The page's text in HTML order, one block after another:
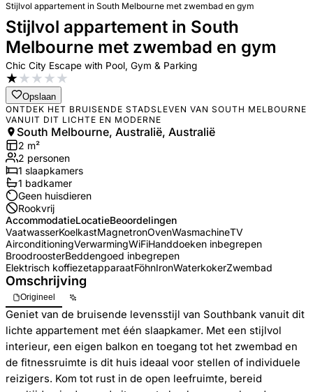
Stijlvol appartement in South Melbourne met zwembad en gym
Stijlvol appartement in South
Melbourne met zwembad en gym
Chic City Escape with Pool, Gym & Parking
★★★★★
Opslaan
ONTDEK HET BRUISENDE STADSLEVEN VAN SOUTH MELBOURNE
VANUIT DIT LICHTE EN MODERNE
South Melbourne, Australië, Australië
2 m²
2 personen
1 slaapkamers
1 badkamer
Geen huisdieren
Rookvrij
AccommodatieLocatieBeoordelingen
VaatwasserKoelkastMagnetronOvenWasmachineTV
AirconditioningVerwarmingWiFiHanddoeken inbegrepen
BroodroosterBeddengoed inbegrepen
Elektrisch koffiezetapparaatFöhnIronWaterkokerZwembad
Omschrijving
Origineel
Geniet van de bruisende levensstijl van Southbank vanuit dit
lichte appartement met één slaapkamer. Met een stijlvol
interieur, een eigen balkon en toegang tot het zwembad en
de fitnessruimte is dit huis ideaal voor stellen of individuele
reizigers. Kom tot rust in de open leefruimte, bereid